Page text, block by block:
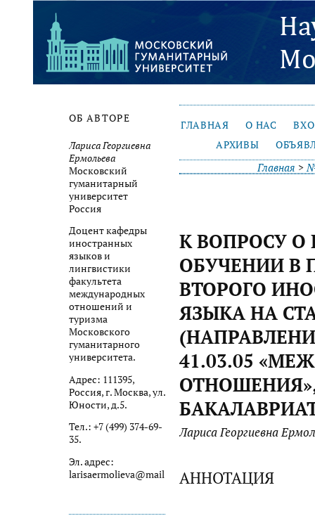
ОБ АВТОРЕ
Лариса Георгиевна
Ермольева
Московский
гуманитарный
университет
Россия
Доцент кафедры
иностранных
языков и
лингвистики
факультета
международных
отношений и
туризма
Московского
гуманитарного
университета.
Адрес: 111395,
Россия, г. Москва, ул.
Юности, д.5.
Тел.: +7 (499) 374-69-
35.
Эл. адрес:
larisaermolieva@mail
ГЛАВНАЯ О НАС
АРХИВЫ
Главная >
К ВОПРОСУ О
ОБУЧЕНИИ В
ВТОРОГО
ЯЗЫКА НА
41.03.05
Лариса Георгиевна
АННОТАЦИЯ